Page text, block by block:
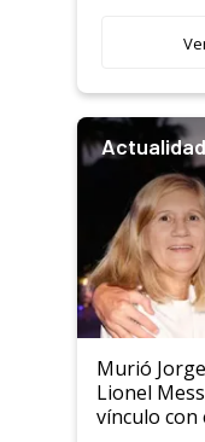
Actualidad
Murió
Lionel
vínculo con